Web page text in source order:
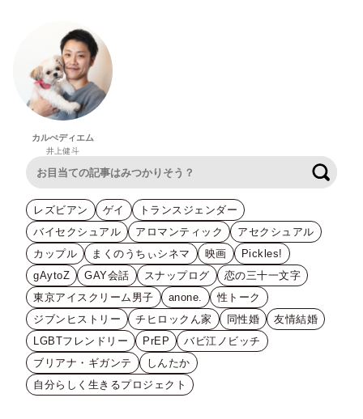
カルぺディエム
井上健斗
レズビアン ゲイ
トランスジェンダー
バイセクシュアル
アロマンティック
アセクシュアル
カップル
まくのうちぃシネマ 映画
Pickles!
gAytoZ
GAY会話 スナップログ
恋の三十一文字
東京アイスクリーム男子
anone.
性トーク
ジブンヒストリー
チヒロックん家 同性婚
友情結婚
LGBTフレンドリー
PrEP
バビ江ノビッチ
ブリアナ・ギガンテ
しんたか
自分らしく生きるプロジェクト